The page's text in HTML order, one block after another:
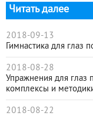
Читать далее
2018-09-13
Гимнастика для
2018-08-28
Упражнения для глаз
комплексы и
2018-08-22